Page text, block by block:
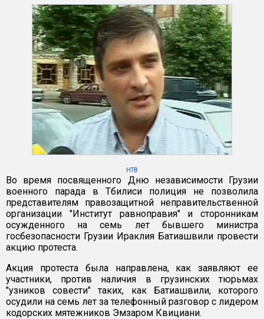
НТВ
Во время посвященного Дню независимости Грузии
военного парада в Тбилиси полиция не позволила
представителям правозащитной неправительственной
организации "Институт равноправия" и сторонникам
осужденного на семь лет бывшего министра
госбезопасности Грузии Ираклия Батиашвили провести
акцию протеста.
Акция протеста была направлена, как заявляют ее
участники, против наличия в грузинских тюрьмах
"узников совести" таких, как Батиашвили, которого
осудили на семь лет за телефонный разговор с лидером
кодорских мятежников Эмзаром Квициани.